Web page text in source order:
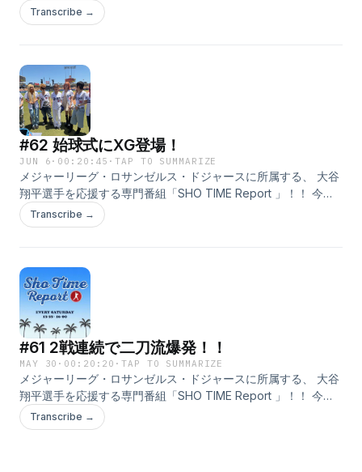
時間は毎週土曜日の午後3時55分から！ こちらもぜひ、お聴き
くださいね！ ⁠⁠⁠⁠⁠⁠⁠⁠⁠⁠⁠⁠⁠⁠⁠⁠⁠⁠https://www.tfm.co.jp/f/shotime/message⁠
は、ドジャースの情報に加えて、 日本人メジャーリーガーの話
題をたっぷりお届け！ さらに、現地からの音声もお届けしま
っているプレイや言葉 ●大谷選手の近況・雑学 ●大谷選手への
応援メッセージ などなど、大谷選手にまつわることならなんで
もOKです！ メッセージを送っていただいた方の中から抽選で
プレゼントも！ ご提供のアパホテルから、アパホテル社長が自
信を持ってお奨めする 本格派ビーフカレー「アパ社長カレー・
10個セット」を 毎月10名様にプレゼントします！ ぜひ、お送り
くださいね！ そして、この番組は配信だけではなく、 TOKYO
FMの方でも赤木さんと鈴木アナのやりとりが聴けます！ 放送
時間は毎週土曜日の午後3時55分から！ こちらもぜひ、お聴き
くださいね！ ⁠⁠⁠⁠⁠⁠⁠⁠⁠⁠⁠⁠⁠⁠⁠⁠⁠⁠https://www.tfm.co.jp/f/shotime/message⁠
Transcribe →
#62 始球式にXG登場！
JUN 6 · 00:20:45 ·TAP TO SUMMARIZE
メジャーリーグ・ロサンゼルス・ドジャースに所属する、 大谷
翔平選手を応援する専門番組「SHO TIME Report 」！！ 今回
は、ドジャースの情報に加えて、 日本人メジャーリーガーの話
題をたっぷりお届け！ さらに、現地からの音声もお届けしま
っているプレイや言葉 ●大谷選手の近況・雑学 ●大谷選手への
応援メッセージ などなど、大谷選手にまつわることならなんで
もOKです！ メッセージを送っていただいた方の中から抽選で
プレゼントも！ ご提供のアパホテルから、アパホテル社長が自
信を持ってお奨めする 本格派ビーフカレー「アパ社長カレー・
10個セット」を 毎月10名様にプレゼントします！ ぜひ、お送り
くださいね！ そして、この番組は配信だけではなく、 TOKYO
FMの方でも赤木さんと鈴木アナのやりとりが聴けます！ 放送
時間は毎週土曜日の午後3時55分から！ こちらもぜひ、お聴き
くださいね！ ⁠⁠⁠⁠⁠⁠⁠⁠⁠⁠⁠⁠⁠⁠⁠⁠⁠⁠https://www.tfm.co.jp/f/shotime/message⁠
Transcribe →
#61 2戦連続で二刀流爆発！！
MAY 30 · 00:20:20 ·TAP TO SUMMARIZE
メジャーリーグ・ロサンゼルス・ドジャースに所属する、 大谷
翔平選手を応援する専門番組「SHO TIME Report 」！！ 今回
は、ドジャースの情報に加えて、 日本人メジャーリーガーの話
題をたっぷりお届け！ さらに、現地からの音声もお届けしま
Transcribe →